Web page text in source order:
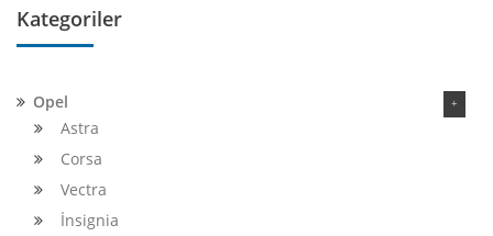
Kategoriler
Opel
Astra
Corsa
Vectra
İnsignia